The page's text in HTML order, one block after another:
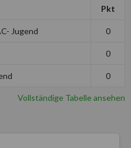
Pkt
Jugend 0
0
0
Vollständige Tabelle ansehen